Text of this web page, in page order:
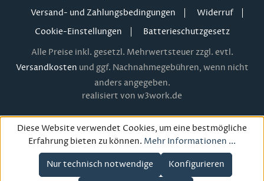
Versand- und Zahlungsbedingungen
Widerruf
Cookie-Einstellungen
Batterieschutzgesetz
Alle Preise inkl. gesetzl. Mehrwertsteuer zzgl. evtl.
Versandkosten und ggf. Nachnahmegebühren, wenn nicht
anders angegeben.
realisiert von w3work.de
Diese Website verwendet Cookies, um eine bestmögliche
Erfahrung bieten zu können. Mehr Informationen ...
Nur technisch notwendige Konfigurieren